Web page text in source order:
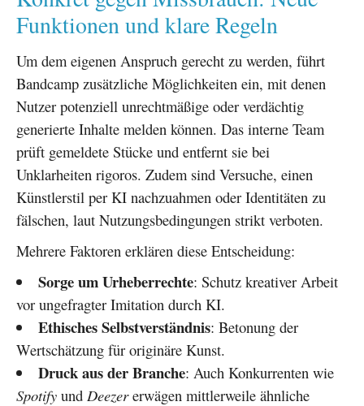
Funktionen und klare Regeln
Um dem eigenen Anspruch gerecht zu werden, führt
Bandcamp zusätzliche Möglichkeiten ein, mit denen
Nutzer potenziell unrechtmäßige oder verdächtig
generierte Inhalte melden können. Das interne Team
prüft gemeldete Stücke und entfernt sie bei
Unklarheiten rigoros. Zudem sind Versuche, einen
Künstlerstil per KI nachzuahmen oder Identitäten zu
fälschen, laut Nutzungsbedingungen strikt verboten.
Mehrere Faktoren erklären diese Entscheidung:
Sorge um Urheberrechte: Schutz kreativer Arbeit
vor ungefragter Imitation durch KI.
Ethisches Selbstverständnis: Betonung der
Wertschätzung für originäre Kunst.
Druck aus der Branche: Auch Konkurrenten wie
Spotify und Deezererwägen mittlerweile ähnliche